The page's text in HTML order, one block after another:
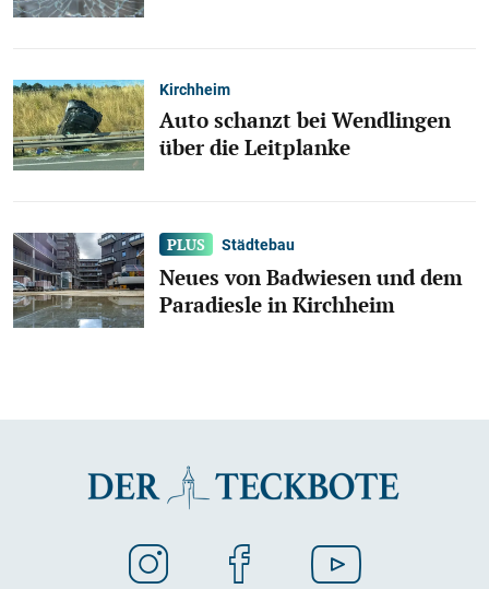
Kirchheim
Auto schanzt bei Wendlingen
über die Leitplanke
Städtebau
Neues von Badwiesen und dem
Paradiesle in Kirchheim